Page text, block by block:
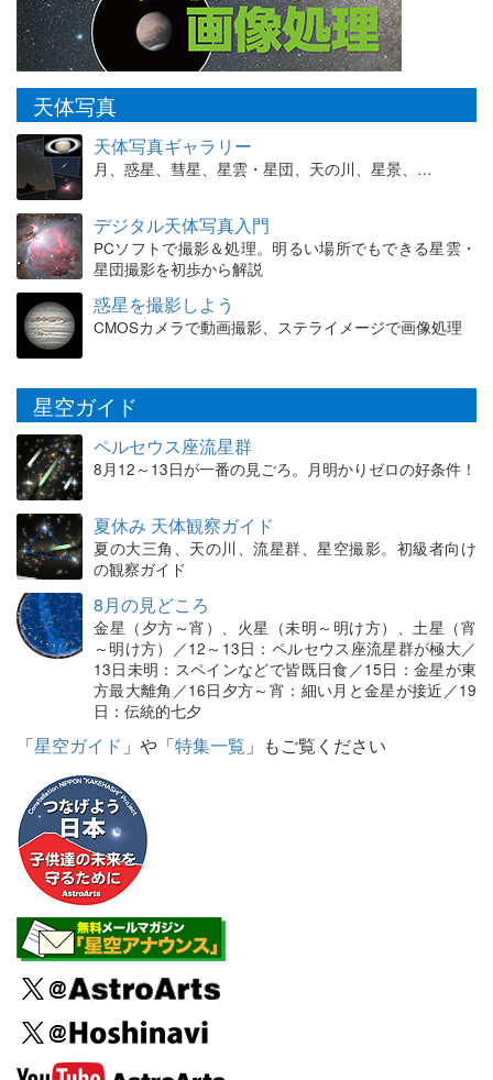
天体写真
天体写真ギャラリー
月、惑星、彗星、星雲・星団、天の川、星景、…
デジタル天体写真入門
PCソフトで撮影＆処理。明るい場所でもできる星雲・
星団撮影を初歩から解説
惑星を撮影しよう
CMOSカメラで動画撮影、ステライメージで画像処理
星空ガイド
ペルセウス座流星群
8月12～13日が一番の見ごろ。月明かりゼロの好条件！
夏休み 天体観察ガイド
夏の大三角、天の川、流星群、星空撮影。初級者向け
の観察ガイド
8月の見どころ
金星（夕方～宵）、火星（未明～明け方）、土星（宵
～明け方）／12～13日：ペルセウス座流星群が極大／
13日未明：スペインなどで皆既日食／15日：金星が東
方最大離角／16日夕方～宵：細い月と金星が接近／19
日：伝統的七夕
「星空ガイド 」や「特集一覧 」もご覧ください